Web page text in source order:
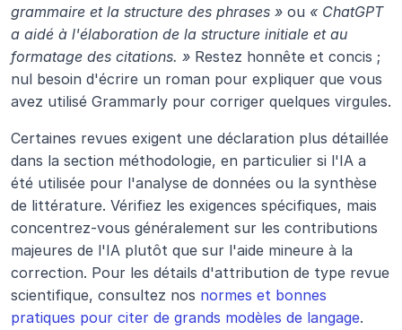
grammaire et la structure des phrases » ou « ChatGPT
a aidé à l'élaboration de la structure initiale et au
formatage des citations. » Restez honnête et concis ;
nul besoin d'écrire un roman pour expliquer que vous
avez utilisé Grammarly pour corriger quelques virgules.
Certaines revues exigent une déclaration plus détaillée
dans la section méthodologie, en particulier si l'IA a
été utilisée pour l'analyse de données ou la synthèse
de littérature. Vérifiez les exigences spécifiques, mais
concentrez-vous généralement sur les contributions
majeures de l'IA plutôt que sur l'aide mineure à la
correction. Pour les détails d'attribution de type revue
scientifique, consultez nos normes et bonnes
pratiques pour citer de grands modèles de langage.